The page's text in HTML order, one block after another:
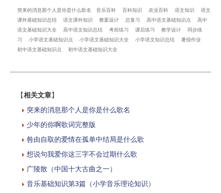
突来的消息那个人是你是什么歌名 音乐百科 百科知识 农业百科 语文知识
语文
课外基础知识总结
语文课外知识 教案设计 总复习 高中语文基础知识点
高中
语文基础知识大全
高中语文知识总结 考前练习 课后练习 教学设计
同步练
习
小学语文基础知识点 小学语文基础知识大全 小学语文知识总结
暑假作业
初中语文基础知识点
初中语文基础知识大全
【相关文章】
突来的消息那个人是你是什么歌名
少年的你啊歌词完整版
咎由自取的爱情在孤单中结局是什么歌
想说句我爱你这三字不会过期什么歌
广陵散（中国十大古曲之一）
音乐基础知识第3篇（小学音乐理论知识）